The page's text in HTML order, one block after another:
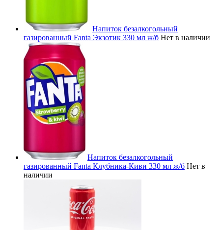
Напиток безалкогольный
газированный Fanta Экзотик 330 мл ж/б Нет в наличии
Напиток безалкогольный
газированный Fanta Клубника-Киви 330 мл ж/б Нет в
наличии